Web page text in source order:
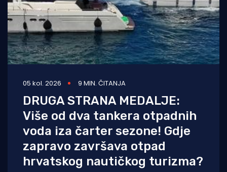
05 kol. 2026 9 MIN. ČITANJA
DRUGA STRANA MEDALJE:
Više od dva tankera otpadnih
voda iza čarter sezone! Gdje
zapravo završava otpad
hrvatskog nautičkog turizma?